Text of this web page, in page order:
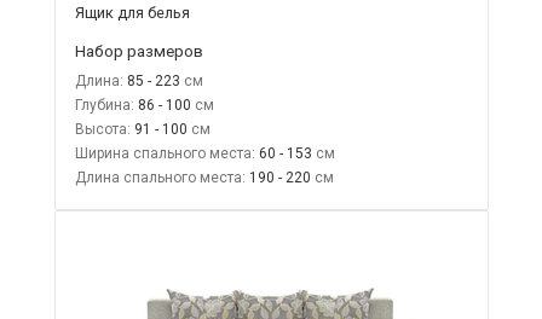
Ящик для белья
Набор размеров
Длина: 85 - 223
Глубина: 86 - 100
Высота: 91 - 100
Ширина спального места: 60 - 153
Длина спального места: 190 - 220